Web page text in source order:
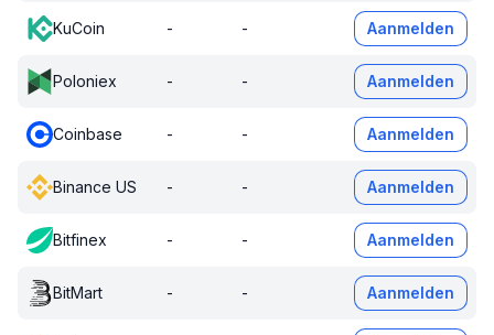
KuCoin - - Aanmelden
Poloniex - - Aanmelden
Coinbase - - Aanmelden
Binance US - - Aanmelden
Bitfinex - - Aanmelden
BitMart - - Aanmelden